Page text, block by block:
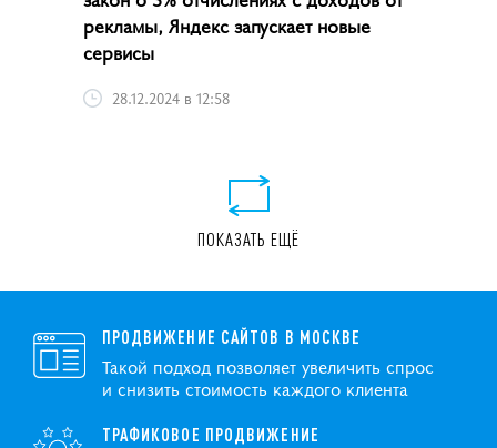
рекламы, Яндекс запускает новые
сервисы
28.12.2024 в 12:58
ПОКАЗАТЬ ЕЩЁ
ПРОДВИЖЕНИЕ САЙТОВ В МОСКВЕ
Такой подход позволяет увеличить спрос
и снизить стоимость каждого клиента
ТРАФИКОВОЕ ПРОДВИЖЕНИЕ